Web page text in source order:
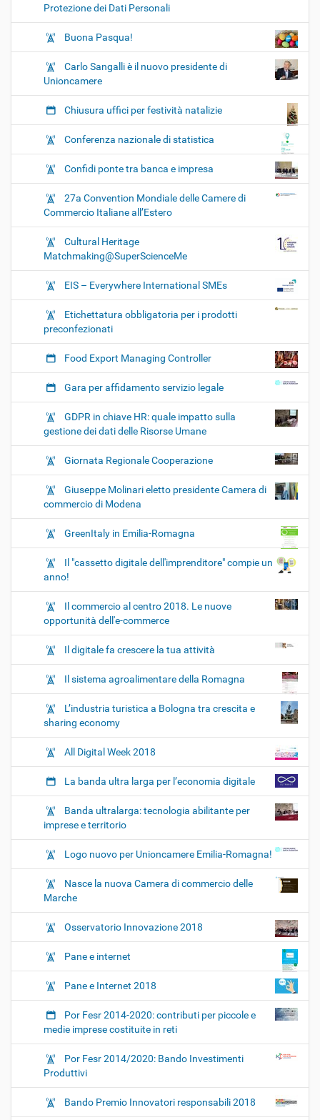
Protezione dei Dati Personali
Buona Pasqua!
Carlo Sangalli è il nuovo presidente di
Unioncamere
Chiusura uffici per festività natalizie
Conferenza nazionale di statistica
Confidi ponte tra banca e impresa
27a Convention Mondiale delle Camere di
Commercio Italiane all’Estero
Cultural Heritage
Matchmaking@SuperScienceMe
EIS – Everywhere International SMEs
Etichettatura obbligatoria per i prodotti
preconfezionati
Food Export Managing Controller
Gara per affidamento servizio legale
GDPR in chiave HR: quale impatto sulla
gestione dei dati delle Risorse Umane
Giornata Regionale Cooperazione
Giuseppe Molinari eletto presidente Camera di
commercio di Modena
GreenItaly in Emilia-Romagna
Il "cassetto digitale dell'imprenditore" compie un
anno!
Il commercio al centro 2018. Le nuove
opportunità dell'e-commerce
Il digitale fa crescere la tua attività
Il sistema agroalimentare della Romagna
L’industria turistica a Bologna tra crescita e
sharing economy
All Digital Week 2018
La banda ultra larga per l’economia digitale
Banda ultralarga: tecnologia abilitante per
imprese e territorio
Logo nuovo per Unioncamere Emilia-Romagna!
Nasce la nuova Camera di commercio delle
Marche
Osservatorio Innovazione 2018
Pane e internet
Pane e Internet 2018
Por Fesr 2014-2020: contributi per piccole e
medie imprese costituite in reti
Por Fesr 2014/2020: Bando Investimenti
Produttivi
Bando Premio Innovatori responsabili 2018